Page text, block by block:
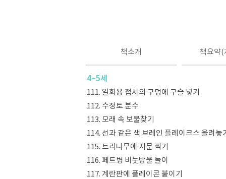
책소개 책요약(
4~5세
111. 일회용 접시의 구멍에 구슬 넣기
112. 수정토 분수
113. 모래 속 보물찾기
114. 선과 같은 색 브레인 플레이크스 올려놓
115. 트리나무에 지문 찍기
116. 페트병 비눗방울 놀이
117. 계란판에 플레이콘 붙이기